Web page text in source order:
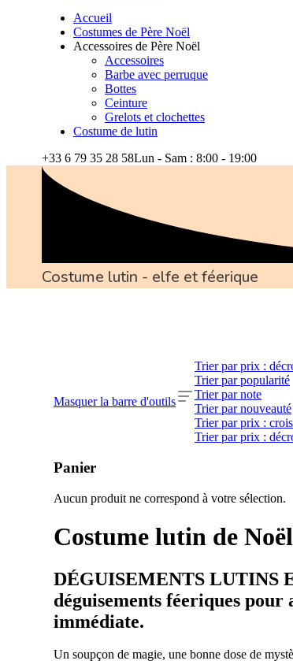
Accueil
Costumes de Père Noël
Accessoires de Père Noël
Accessoires
Barbe avec perruque
Bottes
Ceinture
Grelots et clochettes
Costume de lutin
+33 6 79 35 28 58Lun - Sam : 8:00 - 19:00
Costume lutin - elfe et féerique
Masquer la barre d'outils
Trier par prix :
Trier par popularité
Trier par note
Trier par nouveauté
Trier par prix :
Trier par prix :
Panier
Aucun produit ne correspond à votre sélection.
Costume lutin de
DÉGUISEMENTS LUTINS
déguisements féeriques
immédiate.
Un soupçon de magie, une bonne dose de